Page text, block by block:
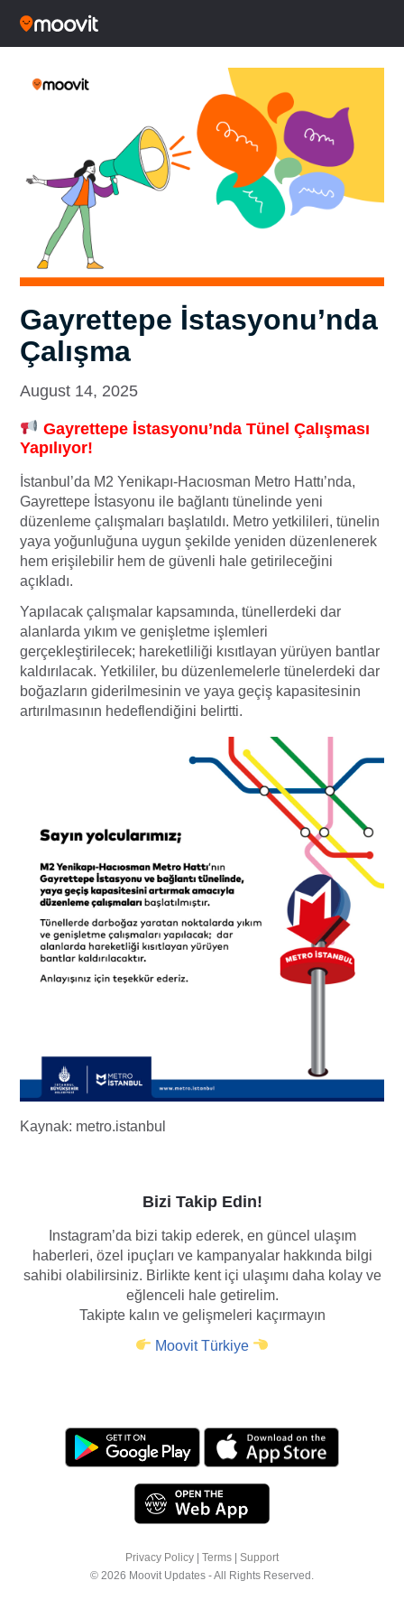
Gayrettepe İstasyonu’nda
Çalışma
August 14, 2025
Gayrettepe İstasyonu’nda Tünel Çalışması
Yapılıyor!
İstanbul’da M2 Yenikapı-Hacıosman Metro Hattı’nda,
Gayrettepe İstasyonu ile bağlantı tünelinde yeni
düzenleme çalışmaları başlatıldı. Metro yetkilileri, tünelin
yaya yoğunluğuna uygun şekilde yeniden düzenlenerek
hem erişilebilir hem de güvenli hale getirileceğini
açıkladı.
Yapılacak çalışmalar kapsamında, tünellerdeki dar
alanlarda yıkım ve genişletme işlemleri
gerçekleştirilecek; hareketliliği kısıtlayan yürüyen bantlar
kaldırılacak. Yetkililer, bu düzenlemelerle tünelerdeki dar
boğazların giderilmesinin ve yaya geçiş kapasitesinin
artırılmasının hedeflendiğini belirtti.
Kaynak: metro.istanbul
Bizi Takip Edin!
Instagram’da bizi takip ederek, en güncel ulaşım
haberleri, özel ipuçları ve kampanyalar hakkında bilgi
sahibi olabilirsiniz. Birlikte kent içi ulaşımı daha kolay ve
eğlenceli hale getirelim.
Takipte kalın ve gelişmeleri kaçırmayın
Moovit Türkiye
Privacy Policy | Terms | Support
© 2026 Moovit Updates - All Rights Reserved.